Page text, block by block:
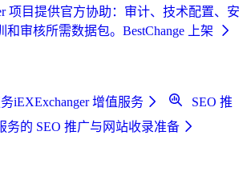
项目提供官方协助：审计、技术配置、安
和审核所需数据包。 BestChange 上架
iEXExchanger 增值服务
SEO 推
务的 SEO 推广与网站收录准备